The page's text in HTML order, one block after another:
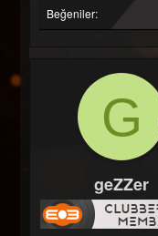
Beğeniler
G
geZZer